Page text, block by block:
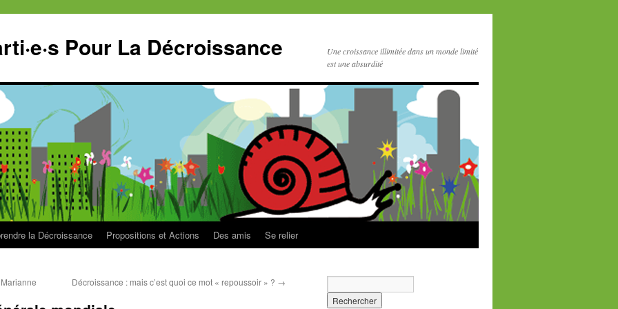
Pour La Décroissance
Une croissance illimitée dans un monde limité
est une absurdité
la Décroissance Propositions et Actions Des amis Se relier
Décroissance : mais c’est quoi ce mot « repoussoir » ? →